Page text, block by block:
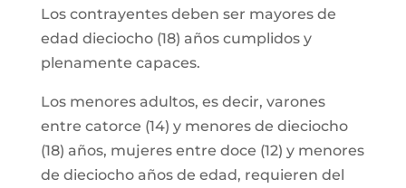
Los contrayentes deben ser mayores de
edad dieciocho (18) años cumplidos y
plenamente capaces.
Los menores adultos, es decir, varones
entre catorce (14) y menores de dieciocho
(18) años, mujeres entre doce (12) y menores
de dieciocho años de edad, requieren del